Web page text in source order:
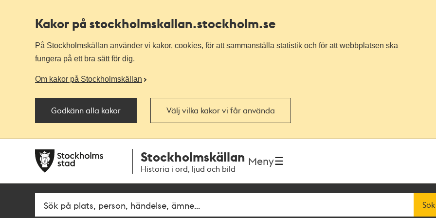
Kakor på stockholmskallan.stockholm.se
På Stockholmskällan använder vi kakor, cookies, för att sammanställa statistik och för att webbplatsen ska
fungera på ett bra sätt för dig.
Om kakor på Stockholmskällan
Godkänn alla kakor Välj vilka kakor vi får använda
navigationen
huvudinnehållet
Stockholmskällan
Historia i ord, ljud och bild
Meny
Fritextsök Sök